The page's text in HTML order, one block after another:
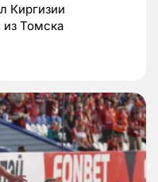
Киргизии
из Томска